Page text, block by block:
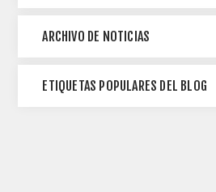
ARCHIVO DE NOTICIAS
ETIQUETAS POPULARES DEL BLOG